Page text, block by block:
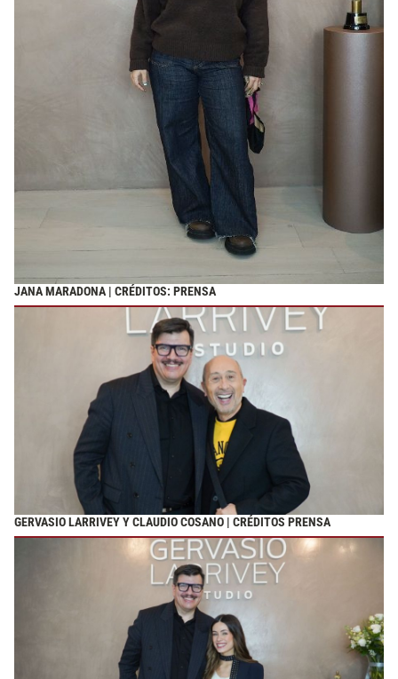
JANA MARADONA | CRÉDITOS: PRENSA
GERVASIO LARRIVEY Y CLAUDIO COSANO | CRÉDITOS PRENSA